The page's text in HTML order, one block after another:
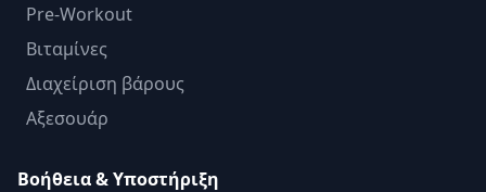
Pre-Workout
Βιταμίνες
Διαχείριση βάρους
Αξεσουάρ
Βοήθεια & Υποστήριξη